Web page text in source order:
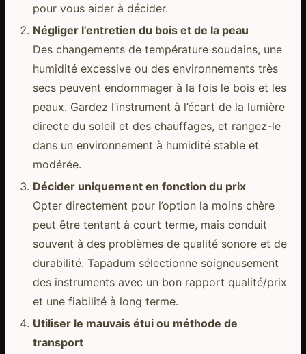
pour vous aider à décider.
Négliger l’entretien du bois et de la peau
Des changements de température soudains, une
humidité excessive ou des environnements très
secs peuvent endommager à la fois le bois et les
peaux. Gardez l’instrument à l’écart de la lumière
directe du soleil et des chauffages, et rangez-le
dans un environnement à humidité stable et
modérée.
Décider uniquement en fonction du prix
Opter directement pour l’option la moins chère
peut être tentant à court terme, mais conduit
souvent à des problèmes de qualité sonore et de
durabilité. Tapadum sélectionne soigneusement
des instruments avec un bon rapport qualité/prix
et une fiabilité à long terme.
Utiliser le mauvais étui ou méthode de
transport